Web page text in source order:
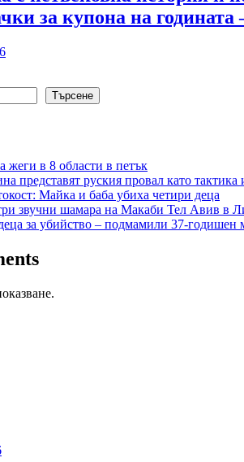
за купона на годината
Търсене
жеги в 8 области в петък
представят руския провал като тактика
Майка и баба убиха четири деца
звучни шамара на Макаби Тел Авив в
за убийство – подмамили 37-